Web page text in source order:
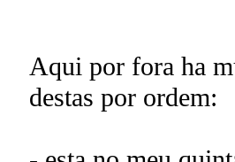
Aqui por fora ha
destas por ordem: